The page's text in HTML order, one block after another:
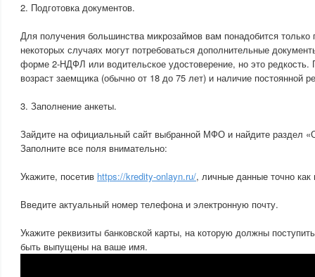
2. Подготовка документов.
Для получения большинства микрозаймов вам понадобится
некоторых случаях могут потребоваться дополнительные
форме 2-НДФЛ или водительское удостоверение, но это редкость.
возраст заемщика (обычно от 18 до 75 лет) и наличие постоянной
3. Заполнение анкеты.
Зайдите на официальный сайт выбранной МФО и найдите раздел
Заполните все поля внимательно:
Укажите, посетив https://kredity-onlayn.ru/, личные данные точно как
Введите актуальный номер телефона и электронную почту.
Укажите реквизиты банковской карты, на которую должны
быть выпущены на ваше имя.